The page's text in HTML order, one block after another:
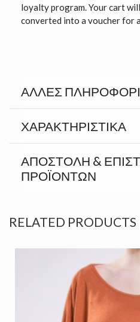
loyalty program. Your cart
converted into a voucher for
ΆΛΛΕΣ
ΧΑΡΑΚΤΗΡΙΣΤΙΚΆ
ΑΠΟΣΤΟΛΉ &
ΠΡΟΪΟΝΤΩΝ
RELATED PRODUCTS